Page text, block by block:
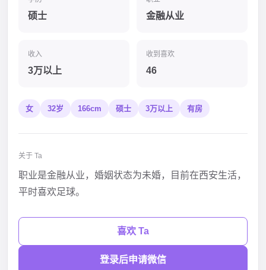
硕士 金融从业
收入
3万以上
收到喜欢
46
女 32岁 166cm 硕士 3万以上 有房
关于 Ta
职业是金融从业，婚姻状态为未婚，目前在西安生活，
平时喜欢足球。
喜欢 Ta
登录后申请微信